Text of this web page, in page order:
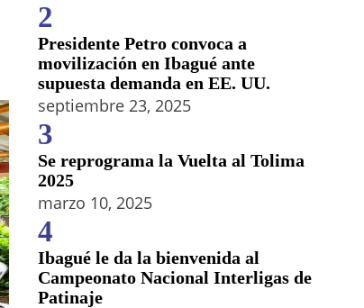
2
Presidente Petro convoca a
movilización en Ibagué ante
supuesta demanda en EE. UU.
septiembre 23, 2025
3
Se reprograma la Vuelta al Tolima
2025
marzo 10, 2025
4
Ibagué le da la bienvenida al
Campeonato Nacional Interligas de
Patinaje